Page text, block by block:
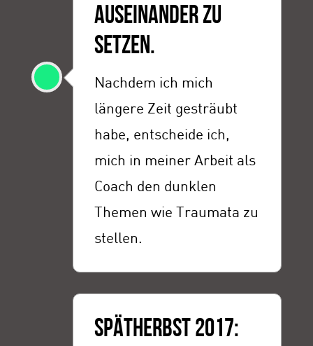
AUSEINANDER ZU
SETZEN.
Nachdem ich mich
längere Zeit gesträubt
habe, entscheide ich,
mich in meiner Arbeit als
Coach den dunklen
Themen wie Traumata zu
stellen.
SPÄTHERBST 2017: